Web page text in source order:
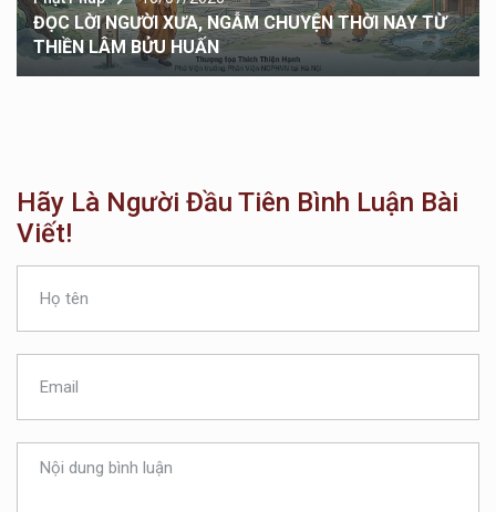
ĐỌC LỜI NGƯỜI XƯA, NGẪM CHUYỆN THỜI NAY TỪ
THIỀN LÂM BỬU HUẤN
Hãy Là Người Đầu Tiên Bình Luận Bài
Viết!